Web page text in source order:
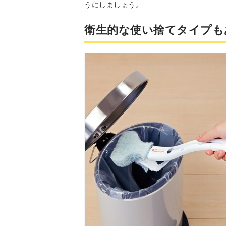
うにしましょう。
衛生的な使い捨てタイプ